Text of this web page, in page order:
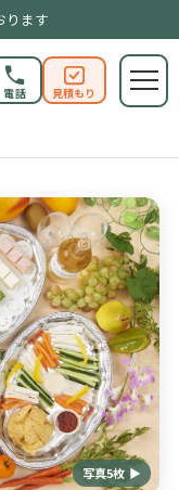
ります
電話 見積もり
写真5枚 ▶